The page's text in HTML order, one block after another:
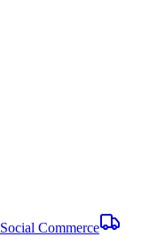
Social Commerce